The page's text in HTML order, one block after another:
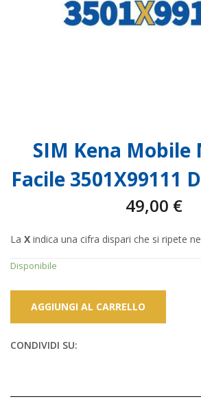
SIM Kena Mobile
Facile 3501X99111
49,00 €
La X indica una cifra dispari che si ripete
Disponibile
AGGIUNGI AL CARRELLO
CONDIVIDI SU: